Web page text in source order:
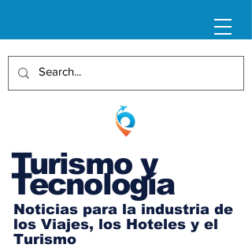
Turismo y
Tecnología
Noticias para la industria de
los Viajes, los Hoteles y el
Turismo